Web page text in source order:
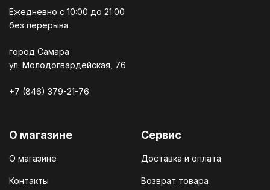
Ежедневно c 10:00 до 21:00
без перерыва
город Самара
ул. Молодогвардейская, 76
+7 (846) 379-21-76
О магазине
О магазине
Контакты
Сервис
Доставка и оплата
Возврат товара